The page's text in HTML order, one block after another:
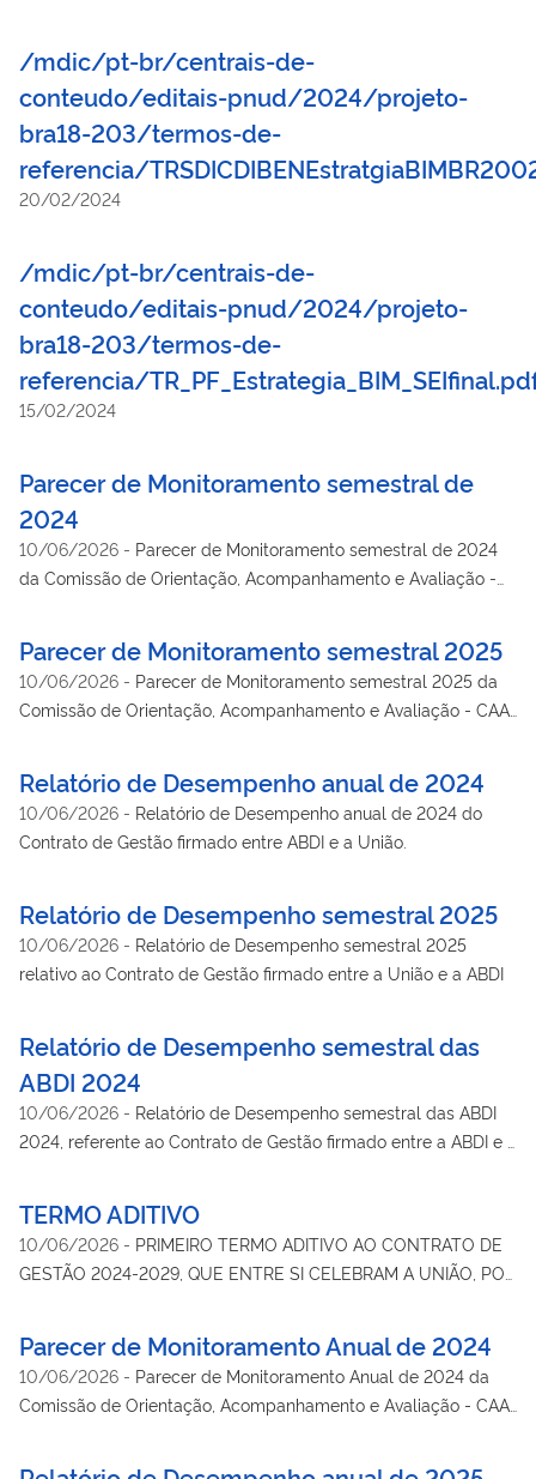
BRASILEIRA DE DESENVOLVIMENTO INDUSTRIAL - ABDI.
/mdic/pt-br/centrais-de-
conteudo/editais-pnud/2024/projeto-
bra18-203/termos-de-
referencia/
20/02/2024
/mdic/pt-br/centrais-de-
conteudo/editais-pnud/2024/projeto-
bra18-203/termos-de-
referencia/
15/02/2024
Parecer de Monitoramento semestral de
2024
10/06/2026 - Parecer de Monitoramento semestral de 2024
da Comissão de Orientação, Acompanhamento e Avaliação -
Parecer de Monitoramento semestral 2025
10/06/2026 - Parecer de Monitoramento semestral 2025 da
Comissão de Orientação, Acompanhamento e Avaliação - CAA
Relatório de Desempenho anual de 2024
10/06/2026 - Relatório de Desempenho anual de 2024 do
Contrato de Gestão firmado entre ABDI e a União.
Relatório de Desempenho semestral 2025
10/06/2026 - Relatório de Desempenho semestral 2025
relativo ao Contrato de Gestão firmado entre a União e a ABDI
Relatório de Desempenho semestral das
ABDI 2024
10/06/2026 - Relatório de Desempenho semestral das ABDI
2024, referente ao Contrato de Gestão firmado entre a ABDI e a
TERMO ADITIVO
10/06/2026 - PRIMEIRO TERMO ADITIVO AO CONTRATO DE
GESTÃO 2024-2029, QUE ENTRE SI CELEBRAM A UNIÃO, POR
AUTÔNOMO AGÊNCIA BRASILEIRA DE DESENVOLVIMENTO
INDUSTRIAL - ABDI.
Parecer de Monitoramento Anual de 2024
10/06/2026 - Parecer de Monitoramento Anual de 2024 da
Comissão de Orientação, Acompanhamento e Avaliação - CAA